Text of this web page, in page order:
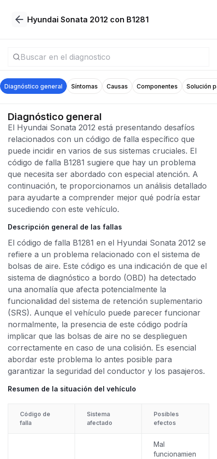
Hyundai Sonata 2012 con B1281
Diagnóstico general Síntomas Causas Componentes Solución
Diagnóstico general
El Hyundai Sonata 2012 está presentando desafíos
relacionados con un código de falla específico que
puede incidir en varios de sus sistemas cruciales. El
código de falla B1281 sugiere que hay un problema
que necesita ser abordado con especial atención. A
continuación, te proporcionamos un análisis detallado
para ayudarte a comprender mejor qué podría estar
sucediendo con este vehículo.
Descripción general de las fallas
El código de falla B1281 en el Hyundai Sonata 2012 se
refiere a un problema relacionado con el sistema de
bolsas de aire. Este código es una indicación de que el
sistema de diagnóstico a bordo (OBD) ha detectado
una anomalía que afecta potencialmente la
funcionalidad del sistema de retención suplementario
(SRS). Aunque el vehículo puede parecer funcionar
normalmente, la presencia de este código podría
implicar que las bolsas de aire no se desplieguen
correctamente en caso de una colisión. Es esencial
abordar este problema lo antes posible para
garantizar la seguridad del conductor y los pasajeros.
Resumen de la situación del vehículo
Código de
falla
Sistema
afectado
Posibles
efectos
Mal
funcionamien